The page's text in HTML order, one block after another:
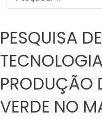
PESQUISA
PRODUÇÃO
VERDE NO